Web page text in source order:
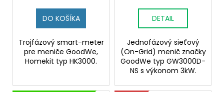
DO KOŠÍKA
Trojfázový smart-meter
pre meniče GoodWe,
Homekit typ HK3000.
DETAIL
Jednofázový sieťový
(On-Grid) menič značky
GoodWe typ GW3000D-
NS s výkonom 3kW.